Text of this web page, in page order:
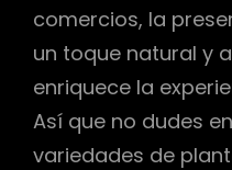
comercios, la
un toque natural y
enriquece la
Así que no dudes
variedades de